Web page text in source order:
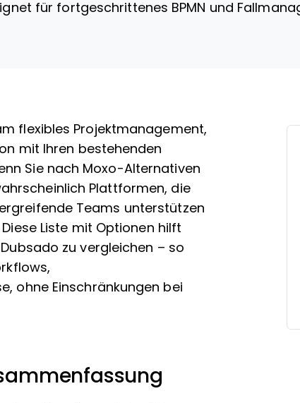
für fortgeschrittenes BPMN und
flexibles Projektmanagement,
mit Ihren bestehenden
Sie nach Moxo-Alternativen
Plattformen, die
Teams unterstützen
Liste mit Optionen hilft
zu vergleichen – so
ohne Einschränkungen bei